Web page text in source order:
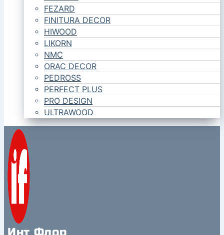
FEZARD
FINITURA DECOR
HIWOOD
LIKORN
NMC
ORAC DECOR
PEDROSS
PERFECT PLUS
PRO DESIGN
ULTRAWOOD
Инт Флор